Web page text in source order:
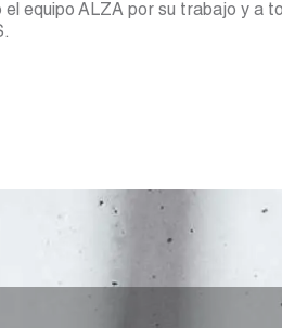
el equipo ALZA por su trabajo y a